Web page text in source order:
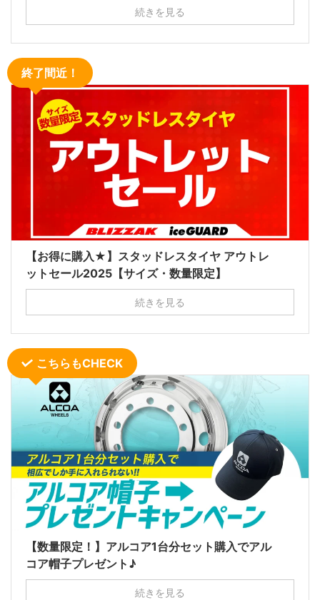
続きを見る
終了間近！
【お得に購入★】スタッドレスタイヤ アウトレ
ットセール2025【サイズ・数量限定】
続きを見る
こちらもCHECK
【数量限定！】アルコア1台分セット購入でアル
コア帽子プレゼント♪
続きを見る